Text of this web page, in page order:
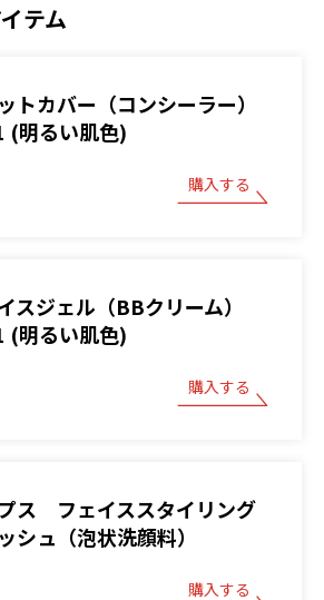
テム
トカバー（コンシーラー）
(明るい肌色)
購入する
スジェル（BBクリーム）
(明るい肌色)
購入する
ス フェイススタイリング
シュ（泡状洗顔料）
購入する